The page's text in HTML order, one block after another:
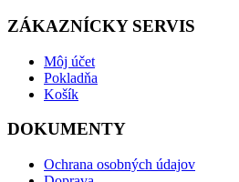
ZÁKAZNÍCKY SERVIS
Môj účet
Pokladňa
Košík
DOKUMENTY
Ochrana osobných údajov